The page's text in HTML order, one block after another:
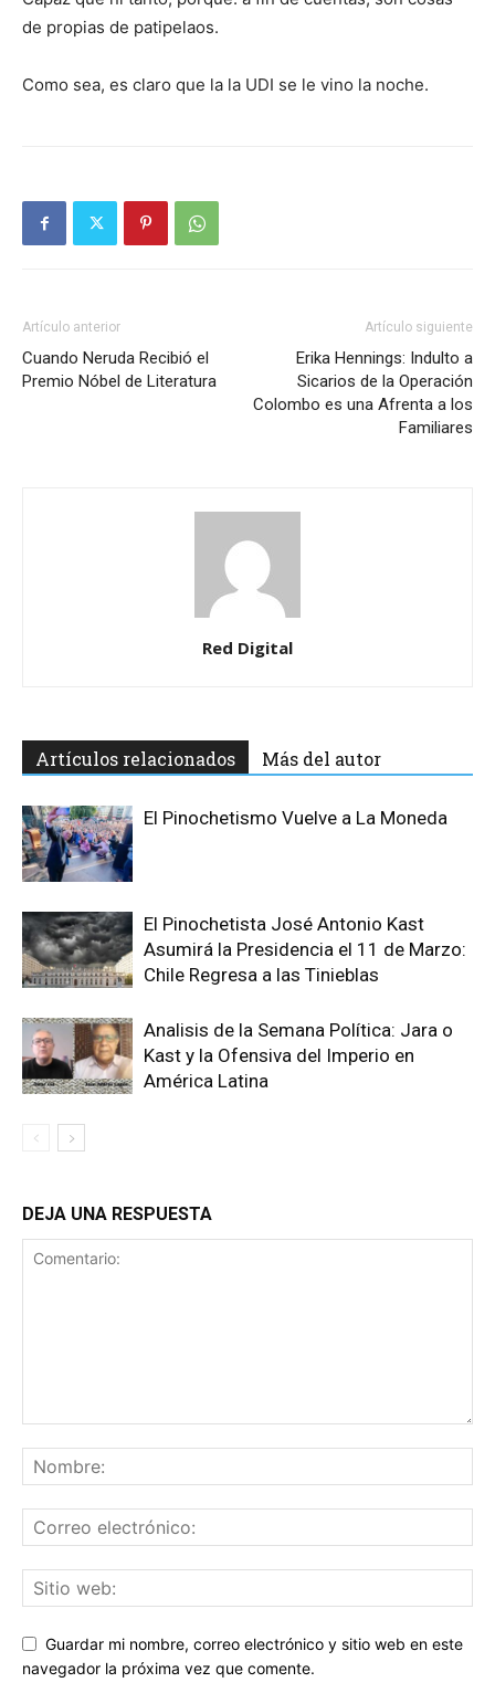
de propias de patipelaos.
Como sea, es claro que la la UDI se le vino la noche.
Artículo anterior
Cuando Neruda Recibió el
Premio Nóbel de Literatura
Artículo siguiente
Erika Hennings: Indulto a
Sicarios de la Operación
Colombo es una Afrenta a los
Familiares
Red Digital
Artículos relacionados Más del autor
El Pinochetismo Vuelve a La Moneda
El Pinochetista José Antonio Kast
Asumirá la Presidencia el 11 de Marzo:
Chile Regresa a las Tinieblas
Analisis de la Semana Política: Jara o
Kast y la Ofensiva del Imperio en
América Latina
DEJA UNA RESPUESTA
Guardar mi nombre, correo electrónico y sitio web en este
navegador la próxima vez que comente.